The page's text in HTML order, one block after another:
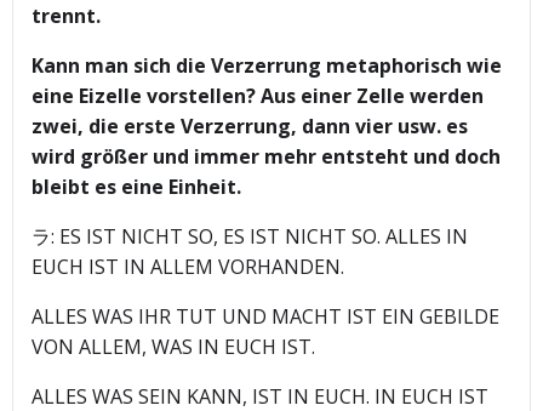
trennt.
Kann man sich die Verzerrung metaphorisch wie
eine Eizelle vorstellen? Aus einer Zelle werden
zwei, die erste Verzerrung, dann vier usw. es
wird größer und immer mehr entsteht und doch
bleibt es eine Einheit.
ラ: ES IST NICHT SO, ES IST NICHT SO. ALLES IN
EUCH IST IN ALLEM VORHANDEN.
ALLES WAS IHR TUT UND MACHT IST EIN GEBILDE
VON ALLEM, WAS IN EUCH IST.
ALLES WAS SEIN KANN, IST IN EUCH. IN EUCH IST